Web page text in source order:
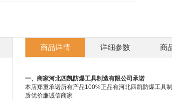
商品详情 详细参数 商
一、商家河北四凯防爆工具制造有限公司承诺
本店郑重承诺所有产品100%正品有河北四凯防爆工具
质优价廉诚信商家